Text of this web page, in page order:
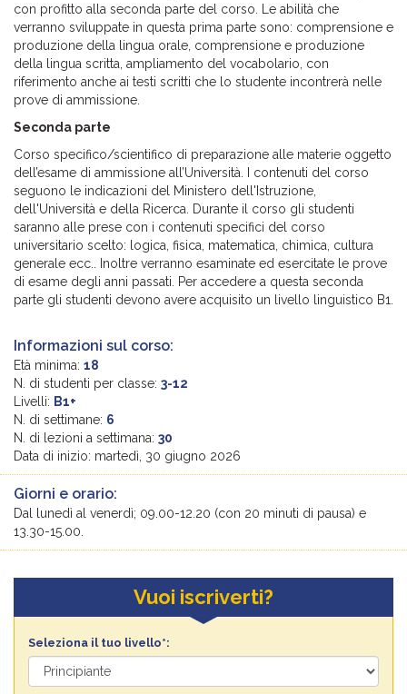
con profitto alla seconda parte del corso. Le abilità che
verranno sviluppate in questa prima parte sono: comprensione e
produzione della lingua orale, comprensione e produzione
della lingua scritta, ampliamento del vocabolario, con
riferimento anche ai testi scritti che lo studente incontrerà nelle
prove di ammissione.
Seconda parte
Corso specifico/scientifico di preparazione alle materie oggetto
dell’esame di ammissione all’Università. I contenuti del corso
seguono le indicazioni del Ministero dell'Istruzione,
dell'Università e della Ricerca. Durante il corso gli studenti
saranno alle prese con i contenuti specifici del corso
universitario scelto: logica, fisica, matematica, chimica, cultura
generale ecc.. Inoltre verranno esaminate ed esercitate le prove
di esame degli anni passati. Per accedere a questa seconda
parte gli studenti devono avere acquisito un livello linguistico B1.
Informazioni sul corso:
Età minima: 18
N. di studenti per classe: 3-12
Livelli: B1+
N. di settimane: 6
N. di lezioni a settimana: 30
Data di inizio: martedì, 30 giugno 2026
Giorni e orario:
Dal lunedì al venerdì; 09.00-12.20 (con 20 minuti di pausa) e
13.30-15.00.
Vuoi iscriverti?
Seleziona il tuo livello*: